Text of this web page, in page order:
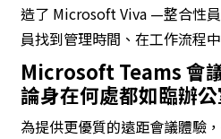
造了 Microsoft Viva —整合性
員找到管理時間、在工作流程
Microsoft Teams會
論身在何處都如臨辦
為提供更優質的遠距會議體驗